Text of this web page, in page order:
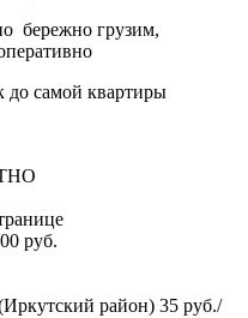
бережно грузим,
до самой квартиры
руб.
35 руб./